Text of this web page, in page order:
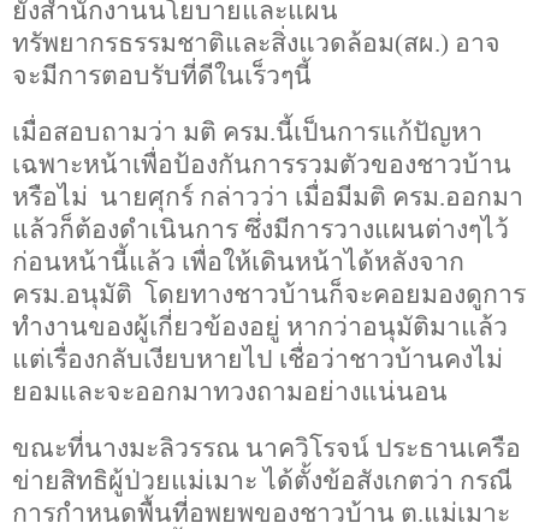
ยังสำนักงานนโยบายและแผน
ทรัพยากรธรรมชาติและสิ่งแวดล้อม(สผ.) อาจ
จะมีการตอบรับที่ดีในเร็วๆนี้
เมื่อสอบถามว่า มติ ครม.นี้เป็นการแก้ปัญหา
เฉพาะหน้าเพื่อป้องกันการรวมตัวของชาวบ้าน
หรือไม่ นายศุกร์ กล่าวว่า เมื่อมีมติ ครม.ออกมา
แล้วก็ต้องดำเนินการ ซึ่งมีการวางแผนต่างๆไว้
ก่อนหน้านี้แล้ว เพื่อให้เดินหน้าได้หลังจาก
ครม.อนุมัติ โดยทางชาวบ้านก็จะคอยมองดูการ
ทำงานของผู้เกี่ยวข้องอยู่ หากว่าอนุมัติมาแล้ว
แต่เรื่องกลับเงียบหายไป เชื่อว่าชาวบ้านคงไม่
ยอมและจะออกมาทวงถามอย่างแน่นอน
ขณะที่นางมะลิวรรณ นาควิโรจน์ ประธานเครือ
ข่ายสิทธิผู้ป่วยแม่เมาะ ได้ตั้งข้อสังเกตว่า กรณี
การกำหนดพื้นที่อพยพของชาวบ้าน ต.แม่เมาะ